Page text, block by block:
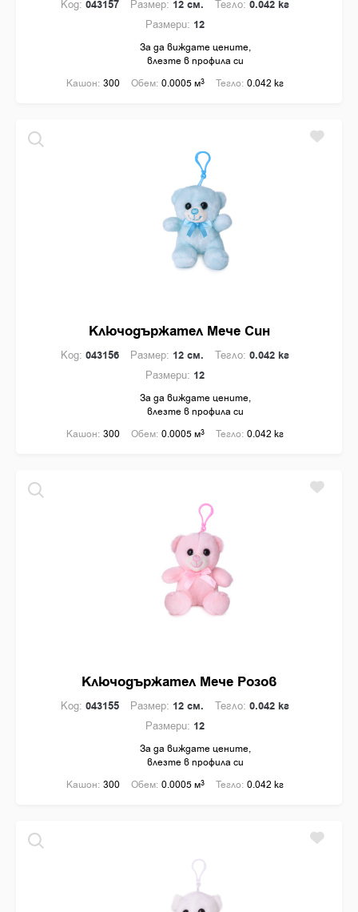
Код: 043157 Размер: 12 см. Тегло: 0.042 кг
Размери: 12
За да виждате цените,
влезте в профила си
Кашон: 300 Обем: 0.0005 м3 Тегло: 0.042 кг
Ключодържател Мече Син
Код: 043156 Размер: 12 см. Тегло: 0.042 кг
Размери: 12
За да виждате цените,
влезте в профила си
Кашон: 300 Обем: 0.0005 м3 Тегло: 0.042 кг
Ключодържател Мече Розов
Код: 043155 Размер: 12 см. Тегло: 0.042 кг
Размери: 12
За да виждате цените,
влезте в профила си
Кашон: 300 Обем: 0.0005 м3 Тегло: 0.042 кг